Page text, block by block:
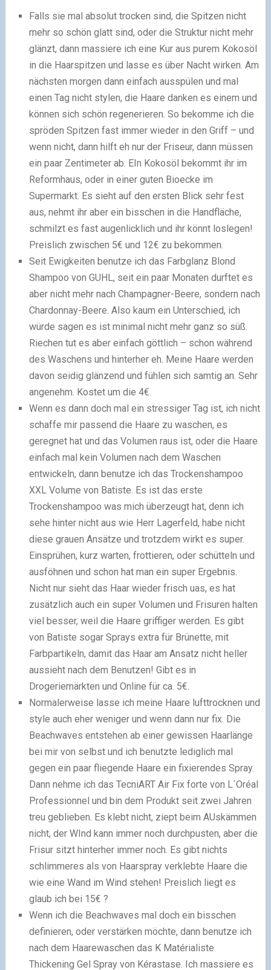
Falls sie mal absolut trocken sind, die Spitzen nicht
mehr so schön glatt sind, oder die Struktur nicht mehr
glänzt, dann massiere ich eine Kur aus purem Kokosöl
in die Haarspitzen und lasse es über Nacht wirken. Am
nächsten morgen dann einfach ausspülen und mal
einen Tag nicht stylen, die Haare danken es einem und
können sich schön regenerieren. So bekomme ich die
spröden Spitzen fast immer wieder in den Griff – und
wenn nicht, dann hilft eh nur der Friseur, dann müssen
ein paar Zentimeter ab. EIn Kokosöl bekommt ihr im
Reformhaus, oder in einer guten Bioecke im
Supermarkt. Es sieht auf den ersten Blick sehr fest
aus, nehmt ihr aber ein bisschen in die Handfläche,
schmilzt es fast augenlicklich und ihr könnt loslegen!
Preislich zwischen 5€ und 12€ zu bekommen.
Seit Ewigkeiten benutze ich das Farbglanz Blond
Shampoo von GUHL, seit ein paar Monaten durftet es
aber nicht mehr nach Champagner-Beere, sondern nach
Chardonnay-Beere. Also kaum ein Unterschied, ich
würde sagen es ist minimal nicht mehr ganz so süß.
Riechen tut es aber einfach göttlich – schon während
des Waschens und hinterher eh. Meine Haare werden
davon seidig glänzend und fühlen sich samtig an. Sehr
angenehm. Kostet um die 4€.
Wenn es dann doch mal ein stressiger Tag ist, ich nicht
schaffe mir passend die Haare zu waschen, es
geregnet hat und das Volumen raus ist, oder die Haare
einfach mal kein Volumen nach dem Waschen
entwickeln, dann benutze ich das Trockenshampoo
XXL Volume von Batiste. Es ist das erste
Trockenshampoo was mich überzeugt hat, denn ich
sehe hinter nicht aus wie Herr Lagerfeld, habe nicht
diese grauen Ansätze und trotzdem wirkt es super.
Einsprühen, kurz warten, frottieren, oder schütteln und
ausföhnen und schon hat man ein super Ergebnis.
Nicht nur sieht das Haar wieder frisch uas, es hat
zusätzlich auch ein super Volumen und Frisuren halten
viel besser, weil die Haare griffiger werden. Es gibt
von Batiste sogar Sprays extra für Brünette, mit
Farbpartikeln, damit das Haar am Ansatz nicht heller
aussieht nach dem Benutzen! Gibt es in
Drogeriemärkten und Online für ca. 5€.
Normalerweise lasse ich meine Haare lufttrocknen und
style auch eher weniger und wenn dann nur fix. Die
Beachwaves entstehen ab einer gewissen Haarlänge
bei mir von selbst und ich benutzte lediglich mal
gegen ein paar fliegende Haare ein fixierendes Spray.
Dann nehme ich das TecniART Air Fix forte von L´Oréal
Professionnel und bin dem Produkt seit zwei Jahren
treu geblieben. Es klebt nicht, ziept beim AUskämmen
nicht, der WInd kann immer noch durchpusten, aber die
Frisur sitzt hinterher immer noch. Es gibt nichts
schlimmeres als von Haarspray verklebte Haare die
wie eine Wand im Wind stehen! Preislich liegt es
glaub ich bei 15€ ?
Wenn ich die Beachwaves mal doch ein bisschen
definieren, oder verstärken möchte, dann benutze ich
nach dem Haarewaschen das K Matérialiste
Thickening Gel Spray von Kérastase. Ich massiere es